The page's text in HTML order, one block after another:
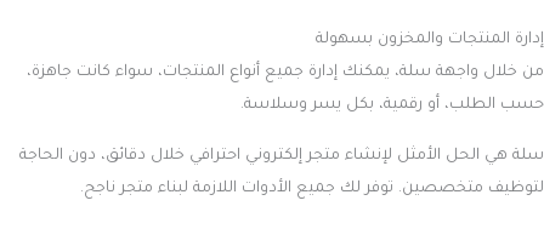
إدارة المنتجات والمخزون بسهولة
من خلال واجهة سلة، يمكنك إدارة جميع أنواع المنتجات، سواء كانت جاهزة،
حسب الطلب، أو رقمية، بكل يسر وسلاسة.
سلة هي الحل الأمثل لإنشاء متجر إلكتروني احترافي خلال دقائق، دون الحاجة
لتوظيف متخصصين. توفر لك جميع الأدوات اللازمة لبناء متجر ناجح.